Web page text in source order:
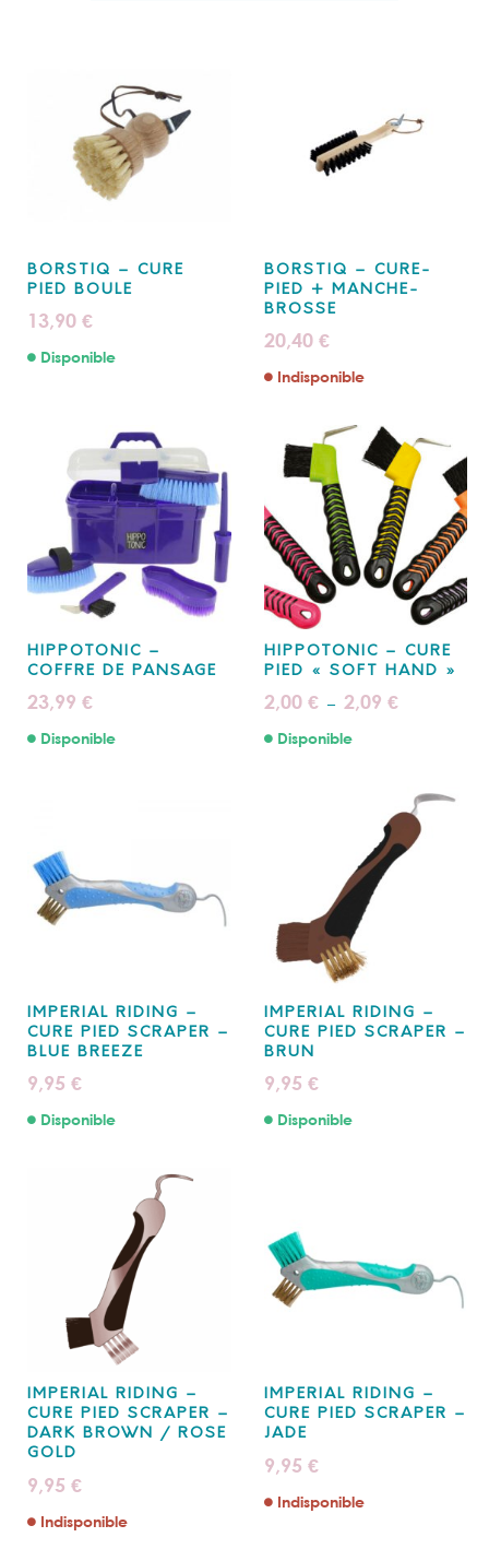
BORSTIQ – CURE
PIED BOULE
13,90 €
Disponible
BORSTIQ – CURE-
PIED + MANCHE-
BROSSE
20,40 €
Indisponible
HIPPOTONIC –
COFFRE DE PANSAGE
23,99 €
Disponible
HIPPOTONIC – CURE
PIED « SOFT HAND »
2,00 € – 2,09 €Plage
de
Disponible
IMPERIAL RIDING –
CURE PIED SCRAPER –
BLUE BREEZE
9,95 €
Disponible
IMPERIAL RIDING –
CURE PIED SCRAPER –
BRUN
9,95 €
Disponible
IMPERIAL RIDING –
CURE PIED SCRAPER –
DARK BROWN / ROSE
GOLD
9,95 €
Indisponible
IMPERIAL RIDING –
CURE PIED SCRAPER –
JADE
9,95 €
Indisponible